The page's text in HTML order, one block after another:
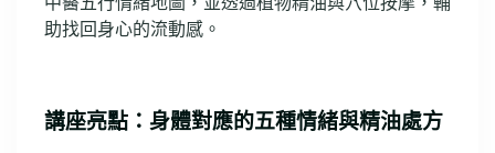
助找回身心的流動感。
講座亮點：身體對應的五種情緒與精油處方